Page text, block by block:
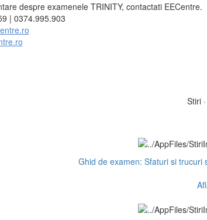
despre examenele TRINITY, contactati EECentre.
| 0374.995.903
Stiri
Ghid de examen: Sfaturi si trucuri